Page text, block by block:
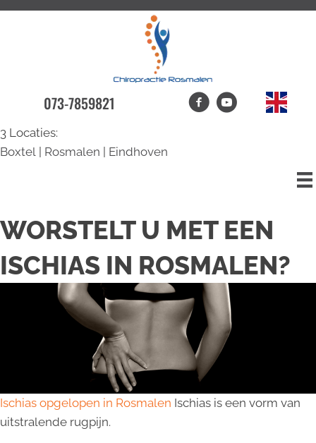
073-7859821
3 Locaties:
Boxtel
Rosmalen Eindhoven
WORSTELT U MET EEN
ISCHIAS IN ROSMALEN?
Ischias opgelopen in Rosmalen Ischias is een vorm van
uitstralende rugpijn.